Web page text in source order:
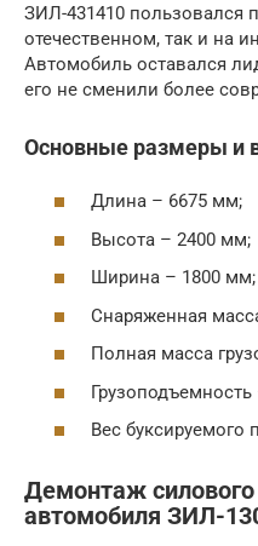
ЗИЛ-431410 пользовался
отечественном, так и на
Автомобиль оставался
его не сменили более
Основные размеры и
Длина – 6675 мм;
Высота – 2400 мм;
Ширина – 1800 мм;
Снаряженная
Полная масса
Грузоподъемность
Вес буксируемого
Демонтаж силового
автомобиля ЗИЛ-